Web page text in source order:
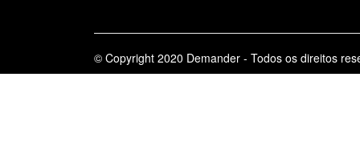
© Copyright 2020 Demander - Todos os direitos